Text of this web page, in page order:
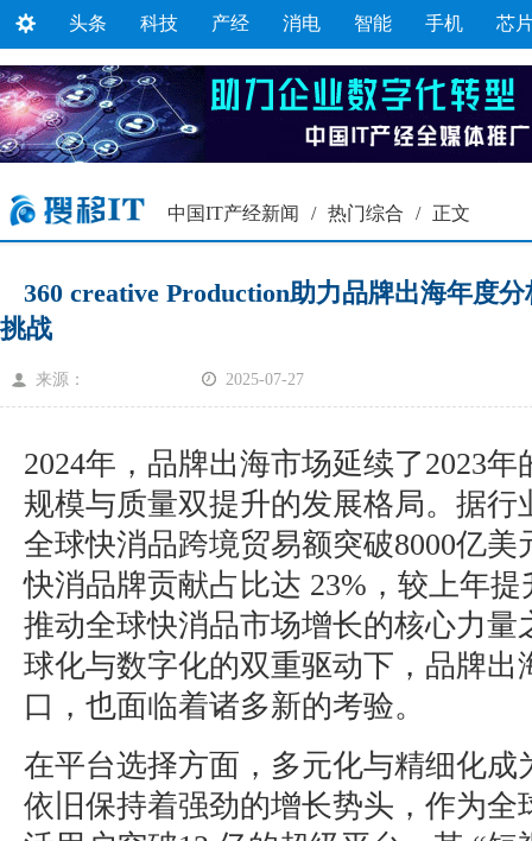
头条 科技 产经 消电 智能 手机 芯
中国IT产经新闻 / 热门综合 / 正文
360 creative Production助力品牌出海年度
挑战
来源： 2025-07-27
2024年，品牌出海市场延续了2023
规模与质量双提升的发展格局。据行
全球快消品跨境贸易额突破8000亿
快消品牌贡献占比达 23%，较上年
推动全球快消品市场增长的核心力量
球化与数字化的双重驱动下，品牌出
口，也面临着诸多新的考验。
在平台选择方面，多元化与精细化成
依旧保持着强劲的增长势头，作为全